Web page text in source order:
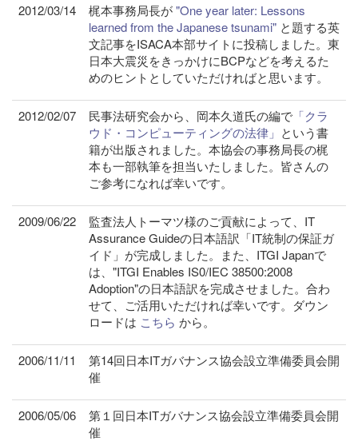
2012/03/14 梶本事務局長が"One year later: Lessons
learned from the Japanese tsunami" と題する英
文記事をISACA本部サイトに投稿しました。東
日本大震災をきっかけにBCPなどを考えるた
めのヒントとしていただければと思います。
2012/02/07 民事法研究会から、岡本久道氏の編で 「クラ
ウド・コンピューティングの法律」 という書
籍が出版されました。本協会の事務局長の梶
本も一部執筆を担当いたしました。皆さんの
ご参考になれば幸いです。
2009/06/22
監査法人トーマツ様のご貢献によって、IT
Assurance Guideの日本語訳「IT統制の保証ガ
イド」が完成しました。また、ITGI Japanで
は、"ITGI Enables IS0/IEC 38500:2008
Adoption"の日本語訳を完成させました。合わ
せて、ご活用いただければ幸いです。ダウン
ロードは こちら から。
2006/11/11
第14回日本ITガバナンス協会設立準備委員会開
催
2006/05/06
第１回日本ITガバナンス協会設立準備委員会開
催